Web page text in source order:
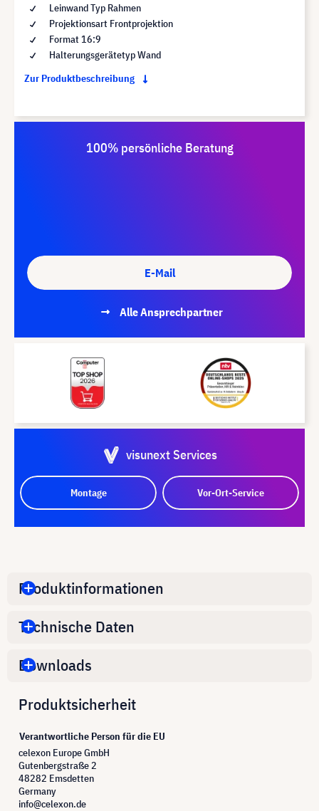
Leinwand Typ Rahmen
Projektionsart Frontprojektion
Format 16:9
Halterungsgerätetyp Wand
Zur Produktbeschreibung
100% persönliche Beratung
E-Mail
Alle Ansprechpartner
visunext Services
Montage Vor-Ort-Service
Produktinformationen
Technische Daten
Downloads
Produktsicherheit
Verantwortliche Person für die EU
celexon Europe GmbH
Gutenbergstraße 2
48282 Emsdetten
Germany
info@celexon.de